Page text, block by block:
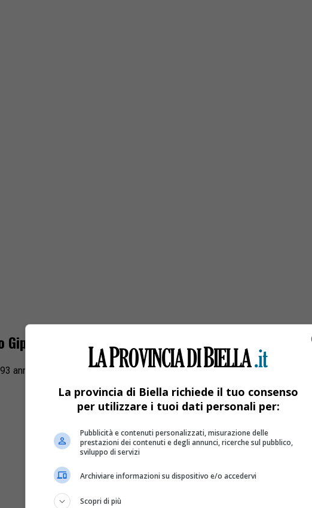
di Biella
Il ricordo del figlio Valter: “Era un ‘duro’, ma estremamente
La provincia di Biella richiede il tuo consenso
per utilizzare i tuoi dati personali per:
Pubblicità e contenuti personalizzati, misurazione delle
prestazioni dei contenuti e degli annunci, ricerche sul pubblico,
sviluppo di servizi
Archiviare informazioni su dispositivo e/o accedervi
Scopri di più